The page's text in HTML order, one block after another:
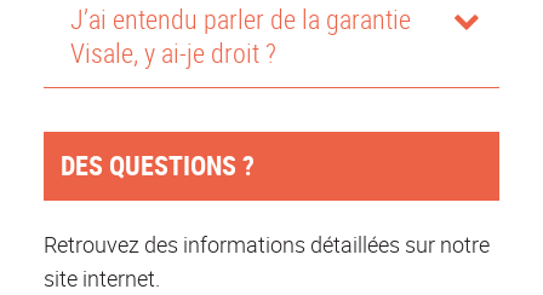
J’ai entendu parler de la garantie
Visale, y ai-je droit ?
DES QUESTIONS ?
Retrouvez des informations détaillées sur notre
site internet.